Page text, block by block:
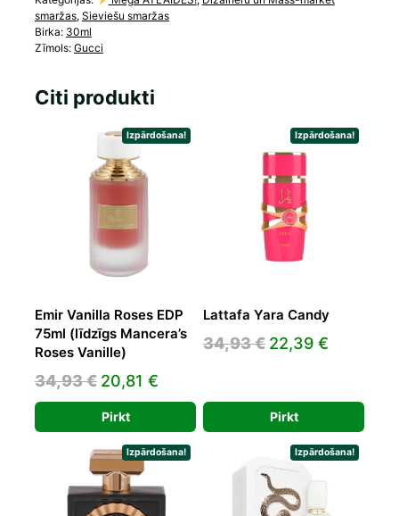
smaržas, Sieviešu smaržas
Birka: 30ml
Zīmols: Gucci
Citi produkti
Izpārdošana!
Emir Vanilla Roses EDP
75ml (līdzīgs Mancera’s
Roses Vanille)
34,93€ Original
price
was:
34,93 €.
20,81 €
price
is:
20,81 €.
Pirkt
Izpārdošana!
Lattafa Yara Candy
34,93€ Original
34,93 €.
22,39 €
Pirkt
Izpārdošana! Izpārdošana!